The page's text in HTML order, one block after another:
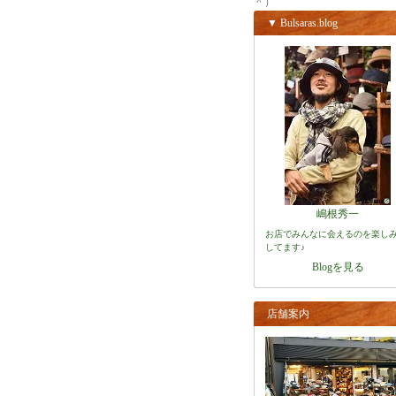
▼ Bulsaras.blog
嶋根秀一
お店でみんなに会えるのを楽し
してます♪
Blogを見る
店舗案内